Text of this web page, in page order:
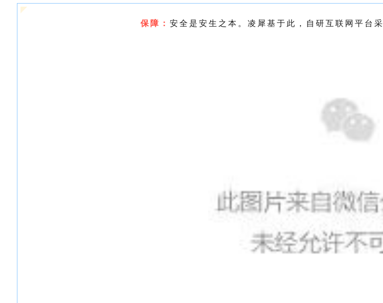
保 障 ： 安全 是 安生 之 本 。 凌 犀基 于 此 ， 自 研互 联 网 平 台 采